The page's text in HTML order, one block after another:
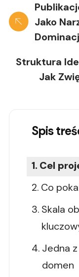
Jako
Struktura
Jak
Spis
Cel
Co
Skala
Jedna
domen